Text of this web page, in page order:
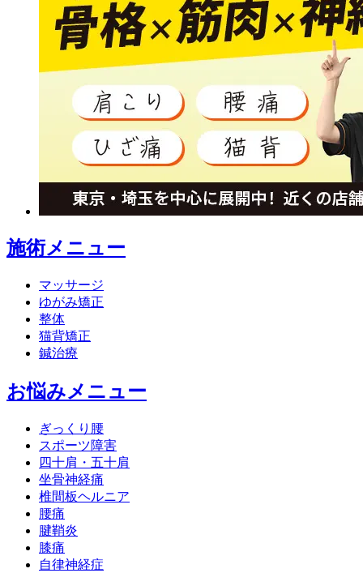
施術メニュー
マッサージ
ゆがみ矯正
整体
猫背矯正
鍼治療
お悩みメニュー
ぎっくり腰
スポーツ障害
四十肩・五十肩
坐骨神経痛
椎間板ヘルニア
腰痛
腱鞘炎
膝痛
自律神経症